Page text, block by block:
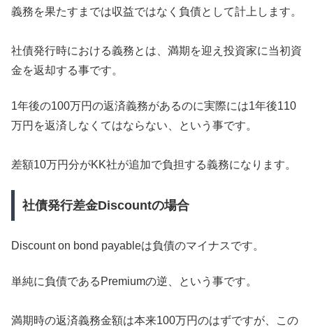
義務を果たすまでは収益ではなく負債として計上します。
社債発行時における義務とは、満期を迎え投資家に当初資
金を返却する事です。
1年後の100万円の返済義務があるのに実際には1年後110
万円を返済しなくてはならない、という事です。
差額10万円分がKK社が追加で負担する義務になります。
社債発行差金Discountの場合
Discount on bond payableは負債のマイナスです。
単純に負債であるPremiumの逆、という事です。
満期時の返済義務金額は本来100万円のはずですが、この